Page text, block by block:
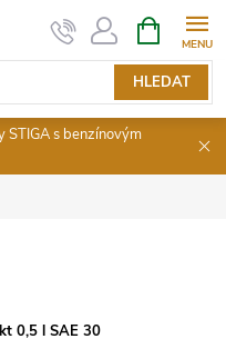
HLEDAT
NÁKUPNÍ
KOŠÍK
STIGA s benzínovým
0,5 l SAE 30